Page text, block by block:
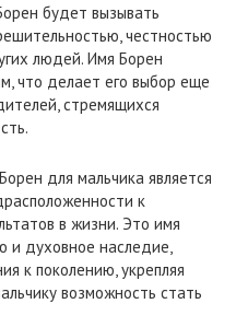
будет вызывать
честностью
людей. Имя Борен
что делает его выбор еще
стремящихся
для мальчика является
к
в жизни. Это имя
и духовное наследие,
к поколению, укрепляя
возможность стать